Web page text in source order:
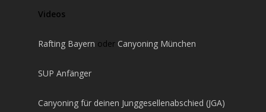
Videos
Rafting Bayern oder Canyoning München
SUP Anfänger
Canyoning für deinen Junggesellenabschied (JGA)